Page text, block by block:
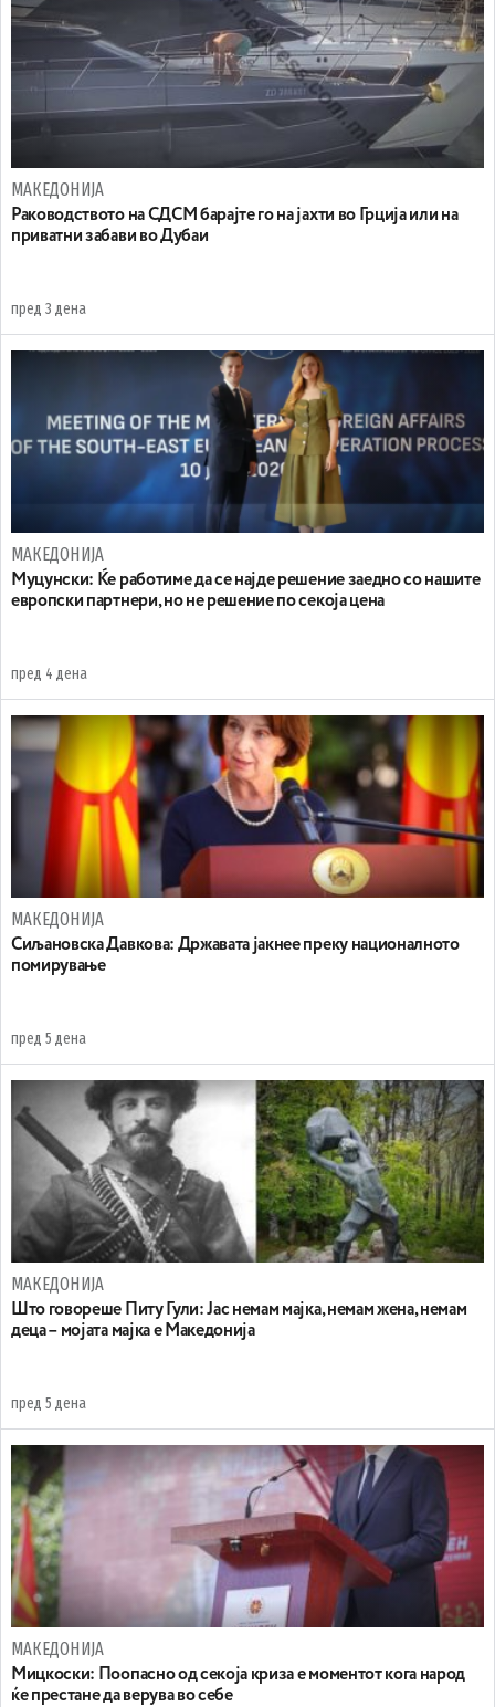
МАКЕДОНИЈА
Раководството на СДСМ барајте го на јахти во Грција или на
приватни забави во Дубаи
пред 3 дена
МАКЕДОНИЈА
Муцунски: Ќе работиме да се најде решение заедно со нашите
европски партнери, но не решение по секоја цена
пред 4 дена
МАКЕДОНИЈА
Сиљановска Давкова: Државата јакнее преку националното
помирување
пред 5 дена
МАКЕДОНИЈА
Што говореше Питу Гули: Јас немам мајка, немам жена, немам
деца – мојата мајка е Македонија
пред 5 дена
МАКЕДОНИЈА
Мицкоски: Поопасно од секоја криза е моментот кога народ
ќе престане да верува во себе